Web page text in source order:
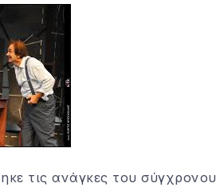
τις ανάγκες του σύγχρονου